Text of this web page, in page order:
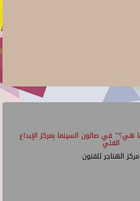
هي؟" في صالون السينما بمركز الإبداع
الفني
مركز الهناجر للفنون